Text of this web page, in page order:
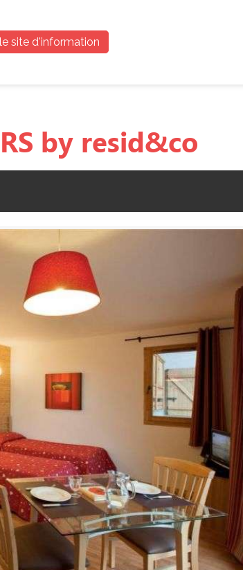
site d'information
by resid&co